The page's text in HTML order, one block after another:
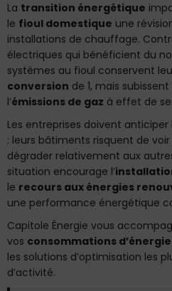
La transition énergétique
le fioul domestique une
installations de chauffage.
électriques qui bénéficient du
systèmes au fioul conservent
conversion de 1, mais
l’émissions de gaz à effet de
Les entreprises doivent
: leurs bâtiments risquent de voir
dégrader relativement aux
situation encourage l’
le recours aux énergies
une performance énergétique
Capitole Énergie vous
vos consommations
les solutions d’optimisation les
d’activité.